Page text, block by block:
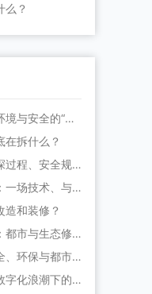
么？
这笔账到底怎么算？环境与安全的“硬道理”
在拆什么？
黑龙江设备拆除：资深过程、安全规范与实践全刨析
丰都化工厂拆除工程：一场技术、与生态的深度博弈
造和装修？
银川拆除化工厂事件：都市与生态修复的根本一步
台山回收化拆除：安全、环保与都市更新的资深实践
全国化工厂拆除网：数字化浪潮下的产业升级安全革命